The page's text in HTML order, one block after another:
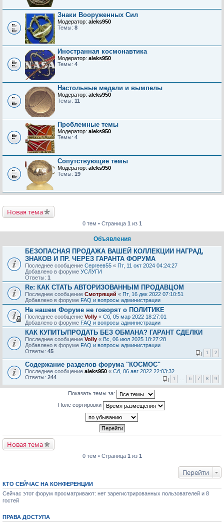
Знаки Вооруженных Сил
Модератор: aleks950
Темы: 8
Иностранная космонавтика
Модератор: aleks950
Темы: 4
Настольные медали и вымпелы
Модератор: aleks950
Темы: 11
Проблемные темы
Модератор: aleks950
Темы: 4
Сопутствующие темы
Модератор: aleks950
Темы: 19
Новая тема
0 тем • Страница 1 из 1
Объявления
БЕЗОПАСНАЯ ПРОДАЖА ВАШЕЙ КОЛЛЕКЦИИ НАГРАД,
ЗНАКОВ И ПР. ЧЕРЕЗ ГАРАНТА ФОРУМА
Последнее сообщение Сергеев55 « Пт, 11 окт 2024 04:24:27
Добавлено в форуме УСЛУГИ
Ответы: 1
Re: КАК СТАТЬ АВТОРИЗОВАННЫМ ПРОДАВЦОМ
Последнее сообщение Смотрящий « Пт, 16 дек 2022 07:10:51
Добавлено в форуме FAQ и вопросы администрации
На нашем Форуме не говорят о ПОЛИТИКЕ
Последнее сообщение Volly « Сб, 05 мар 2022 18:27:01
Добавлено в форуме FAQ и вопросы администрации
КАК КУПИТЬ/ПРОДАТЬ БЕЗ ОБМАНА? ГАРАНТ СДЕЛКИ
Последнее сообщение Volly « Вс, 06 июл 2025 18:27:28
Добавлено в форуме FAQ и вопросы администрации
Ответы: 45 1 2
Содержание разделов форума "КОСМОС"
Последнее сообщение aleks950 « Сб, 06 авг 2022 22:03:32
Ответы: 244 1 6 7 8 9
Показать темы за:
Поле сортировки
Новая тема
0 тем • Страница 1 из 1
Перейти
КТО СЕЙЧАС НА КОНФЕРЕНЦИИ
Сейчас этот форум просматривают: нет зарегистрированных пользователей и 8
гостей
ПРАВА ДОСТУПА